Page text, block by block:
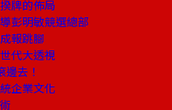
牌的佈局
彭明敏競選總部
報跳腳
代大透視
去！
企業文化